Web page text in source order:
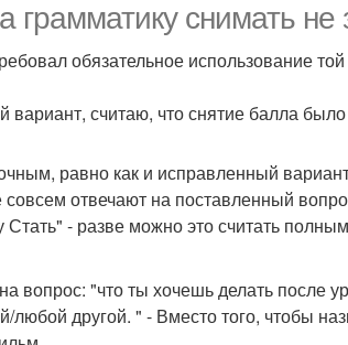
снимать не
обязательное использование
вариант, считаю, что снятие балла
равно как и исправленный
совсем отвечают на поставленный
- разве можно это считать
вопрос: "что ты хочешь делать после
любой другой. " - Вместо того, чтобы